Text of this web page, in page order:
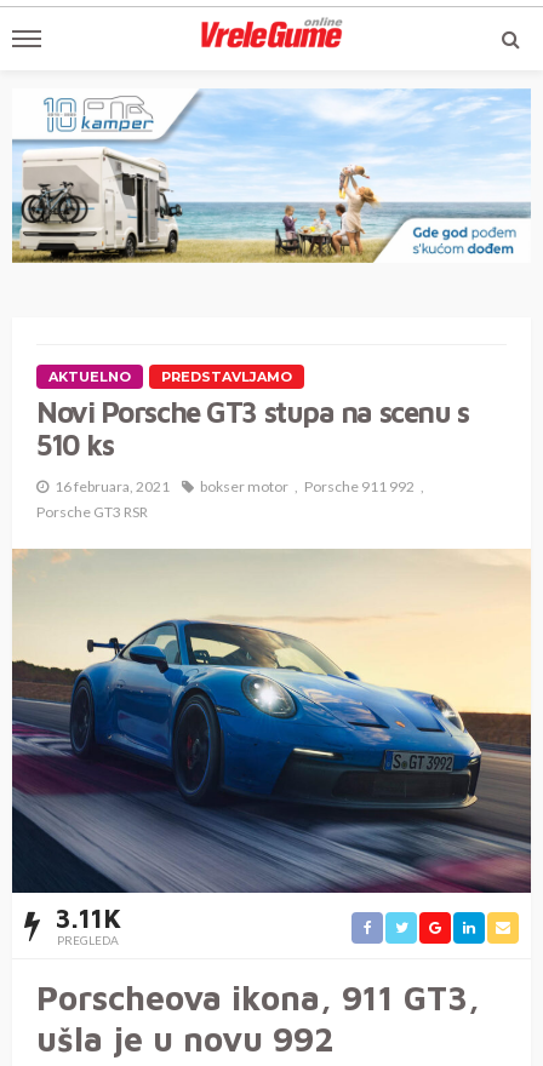
AKTUELNO PREDSTAVLJAMO
Novi Porsche GT3 stupa na scenu s
510 ks
16 februara, 2021 bokser motor
Porsche 911 992
Porsche GT3 RSR
3.11K
PREGLEDA
Porscheova ikona, 911 GT3,
ušla je u novu 992